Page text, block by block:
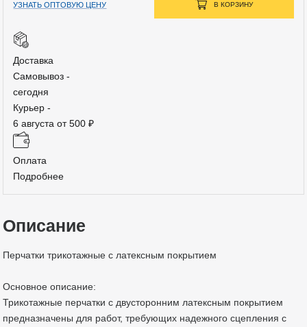
УЗНАТЬ ОПТОВУЮ ЦЕНУ В КОРЗИНУ
Доставка
Самовывоз -
сегодня
Курьер -
6 августа от 500 ₽
Оплата
Подробнее
Описание
Перчатки трикотажные с латексным покрытием
Основное описание:
Трикотажные перчатки с двусторонним латексным покрытием
предназначены для работ, требующих надежного сцепления с